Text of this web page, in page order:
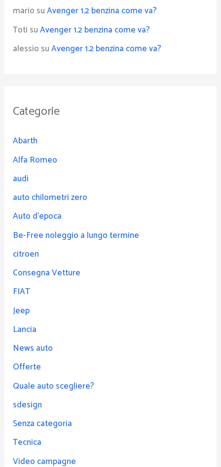
mario suAvenger 1.2 benzina come va?
Toti suAvenger 1.2 benzina come va?
alessio suAvenger 1.2 benzina come va?
Categorie
Abarth
Alfa Romeo
audi
auto chilometri zero
Auto d'epoca
Be-Free noleggio a lungo termine
citroen
Consegna Vetture
FIAT
Jeep
Lancia
News auto
Offerte
Quale auto scegliere?
sdesign
Senza categoria
Tecnica
Video campagne